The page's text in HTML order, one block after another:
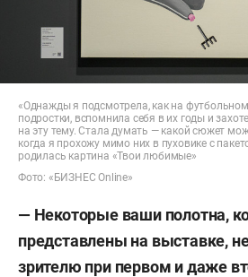
«Однажды я подсмотрела, как на
подростки, вспомнила себя в их годы и
на эту тему. Стала думать — какой сюжет
когда я прохожу мимо них в пуховике с
родилась картина «Твои любимые»
Фото: «БИЗНЕС Online»
— Некоторые ваши полотна,
представлены на выставке,
зрителю при первом и даже